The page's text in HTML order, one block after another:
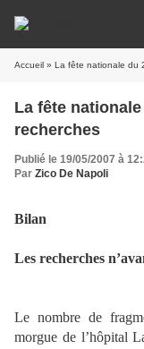
Accueil » La fête nationale du
La fête
recherches
Publié le 19/05/2007 à
Par Zico De Napoli
Bilan
Les recherches
Le nombre de
morgue de l’hôpital